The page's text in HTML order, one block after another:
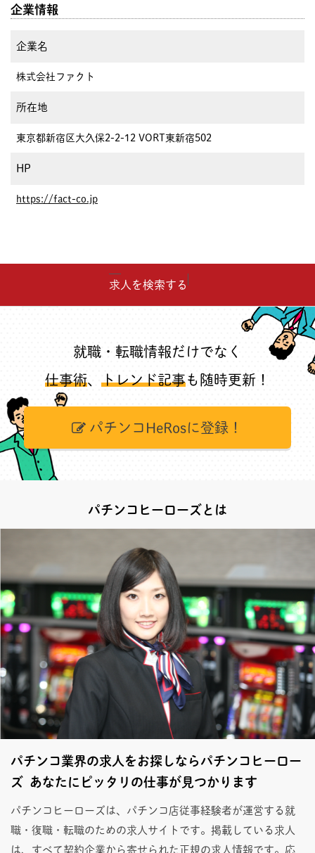
企業情報
企業名
株式会社ファクト
所在地
東京都新宿区大久保2-2-12 VORT東新宿502
HP
https://fact-co.jp
求人を検索する
就職・転職情報だけでなく
仕事術、 トレンド記事も随時更新！
パチンコHeRosに登録！
パチンコヒーローズとは
パチンコ業界の求人をお探しならパチンコヒーロー
ズ あなたにピッタリの仕事が見つかります
パチンコヒーローズは、パチンコ店従事経験者が運営する就
職・復職・転職のための求人サイトです。掲載している求人
は、すべて契約企業から寄せられた正規の求人情報です。応